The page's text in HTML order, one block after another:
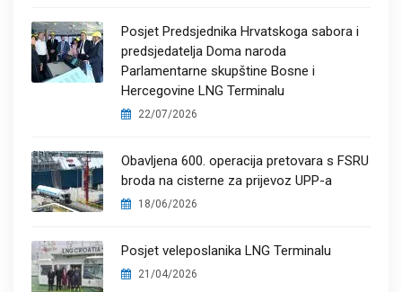
Posjet Predsjednika Hrvatskoga sabora i
predsjedatelja Doma naroda
Parlamentarne skupštine Bosne i
Hercegovine LNG Terminalu
22/07/2026
Obavljena 600. operacija pretovara s FSRU
broda na cisterne za prijevoz UPP-a
18/06/2026
Posjet veleposlanika LNG Terminalu
21/04/2026